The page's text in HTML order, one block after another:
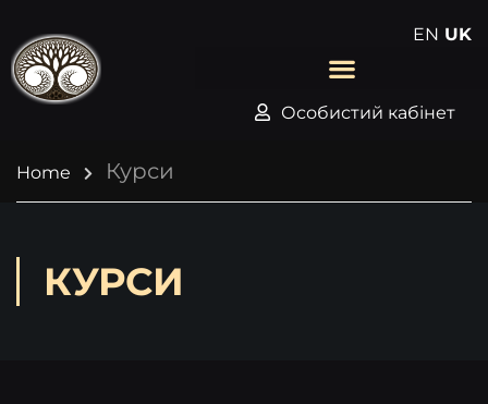
Особистий кабінет
Home Курси
КУРСИ
EN UK